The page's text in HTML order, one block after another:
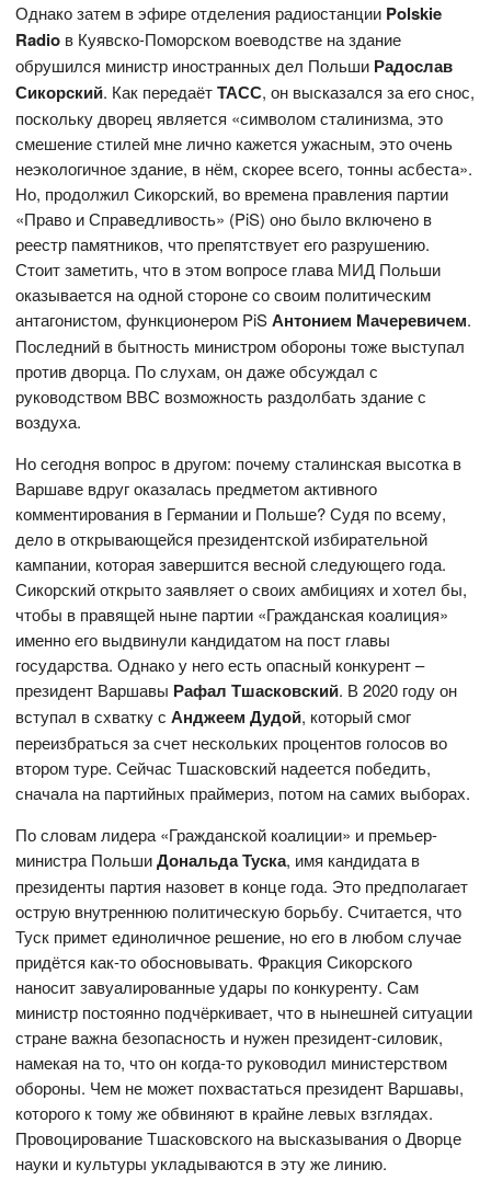
Однако затем в эфире отделения радиостанции Polskie
Radio в Куявско-Поморском воеводстве на здание
обрушился министр иностранных дел Польши Радослав
Сикорский. Как передаётТАСС, он высказался за его снос,
поскольку дворец является «символом сталинизма, это
смешение стилей мне лично кажется ужасным, это очень
неэкологичное здание, в нём, скорее всего, тонны асбеста».
Но, продолжил Сикорский, во времена правления партии
«Право и Справедливость» (PiS) оно было включено в
реестр памятников, что препятствует его разрушению.
Стоит заметить, что в этом вопросе глава МИД Польши
оказывается на одной стороне со своим политическим
антагонистом, функционером PiSАнтонием Мачеревичем.
Последний в бытность министром обороны тоже выступал
против дворца. По слухам, он даже обсуждал с
руководством ВВС возможность раздолбать здание с
воздуха.
Но сегодня вопрос в другом: почему сталинская высотка в
Варшаве вдруг оказалась предметом активного
комментирования в Германии и Польше? Судя по всему,
дело в открывающейся президентской избирательной
кампании, которая завершится весной следующего года.
Сикорский открыто заявляет о своих амбициях и хотел бы,
чтобы в правящей ныне партии «Гражданская коалиция»
именно его выдвинули кандидатом на пост главы
государства. Однако у него есть опасный конкурент –
президент Варшавы Рафал Тшасковский. В 2020 году он
вступал в схватку сАнджеем Дудой, который смог
переизбраться за счет нескольких процентов голосов во
втором туре. Сейчас Тшасковский надеется победить,
сначала на партийных праймериз, потом на самих выборах.
По словам лидера «Гражданской коалиции» и премьер-
министра ПольшиДональда Туска, имя кандидата в
президенты партия назовет в конце года. Это предполагает
острую внутреннюю политическую борьбу. Считается, что
Туск примет единоличное решение, но его в любом случае
придётся как-то обосновывать. Фракция Сикорского
наносит завуалированные удары по конкуренту. Сам
министр постоянно подчёркивает, что в нынешней ситуации
стране важна безопасность и нужен президент-силовик,
намекая на то, что он когда-то руководил министерством
обороны. Чем не может похвастаться президент Варшавы,
которого к тому же обвиняют в крайне левых взглядах.
Провоцирование Тшасковского на высказывания о Дворце
науки и культуры укладываются в эту же линию.